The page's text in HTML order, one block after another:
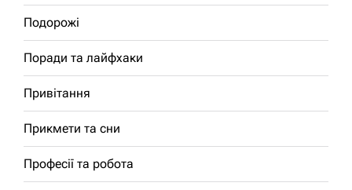
Подорожі
Поради та лайфхаки
Привітання
Прикмети та сни
Професії та робота